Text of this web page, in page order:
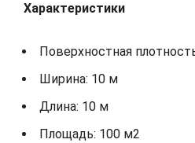
Характеристики
Поверхностная
Ширина: 10 м
Длина: 10 м
Площадь: 100 м2